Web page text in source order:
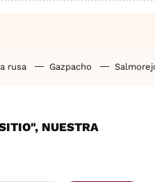
rusa Gazpacho
NUESTRA